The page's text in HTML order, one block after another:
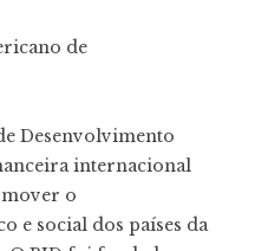
de
Desenvolvimento
internacional
o
e social dos países da